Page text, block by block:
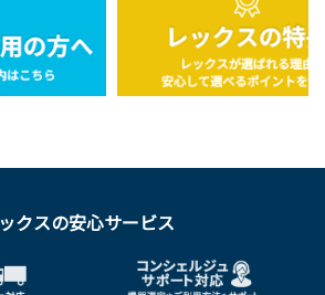
クスの安心サービス